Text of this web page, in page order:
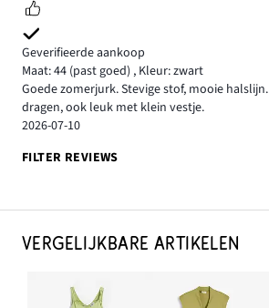
Geverifieerde aankoop
Maat: 44 (past goed) , Kleur: zwart
Goede zomerjurk. Stevige stof, mooie
dragen, ook leuk met klein vestje.
2026-07-10
FILTER REVIEWS
VERGELIJKBARE ARTIKELEN